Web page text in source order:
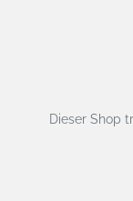
Dieser Shop